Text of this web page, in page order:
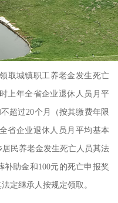
取城镇职工养老金发生死亡
上年全省企业退休人员月平
超过20个月（按其缴费年限
省企业退休人员月平均基本
民养老金发生死亡人员其法
补助金和100元的死亡申报奖
定继承人按规定领取。